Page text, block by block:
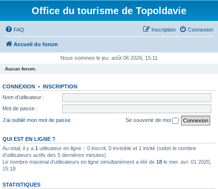
Office du tourisme de Topoldavie
FAQ Connexion
Inscription
Accueil du forum
Nous sommes le jeu. août 06 2026, 15:11
Aucun forum.
CONNEXION • INSCRIPTION
Nom d’utilisateur :
Mot de passe :
J’ai oublié mon mot de passe
Se souvenir de moi
QUI EST EN LIGNE ?
Au total, il y a 1 utilisateur en ligne :: 0 inscrit, 0 invisible et 1 invité (selon le nombre
d’utilisateurs actifs des 5 dernières minutes)
Le nombre maximal d’utilisateurs en ligne simultanément a été de 18 le mer. avr. 01 2020,
15:18
STATISTIQUES